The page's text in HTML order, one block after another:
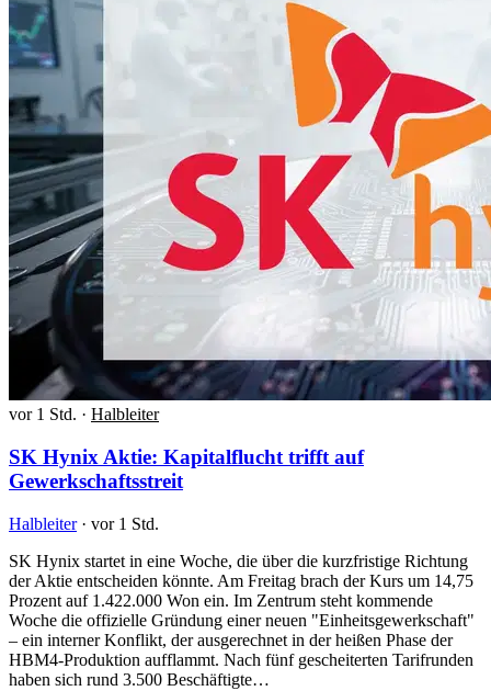
vor 1 Std. · Halbleiter
SK Hynix Aktie: Kapitalflucht trifft auf
Gewerkschaftsstreit
Halbleiter · vor 1 Std.
SK Hynix startet in eine Woche, die über die kurzfristige Richtung
der Aktie entscheiden könnte. Am Freitag brach der Kurs um 14,75
Prozent auf 1.422.000 Won ein. Im Zentrum steht kommende
Woche die offizielle Gründung einer neuen "Einheitsgewerkschaft"
– ein interner Konflikt, der ausgerechnet in der heißen Phase der
HBM4-Produktion aufflammt. Nach fünf gescheiterten Tarifrunden
haben sich rund 3.500 Beschäftigte…